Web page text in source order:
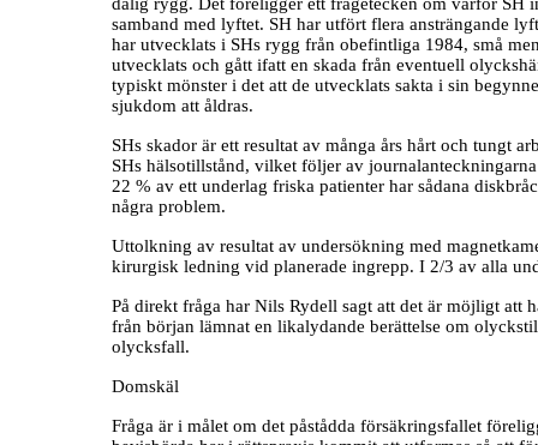
samband med lyftet. SH har utfört flera ansträngande
har utvecklats i SHs rygg från obefintliga 1984, små
utvecklats och gått ifatt en skada från eventuell
typiskt mönster i det att de utvecklats sakta i sin
sjukdom att åldras.
SHs skador är ett resultat av många års hårt och tungt
SHs hälsotillstånd, vilket följer av
22 % av ett underlag friska patienter har sådana
några problem.
Uttolkning av resultat av undersökning med
kirurgisk ledning vid planerade ingrepp. I 2/3 av alla
På direkt fråga har Nils Rydell sagt att det är möjligt att
från början lämnat en likalydande berättelse om
olycksfall.
Domskäl
Fråga är i målet om det påstådda försäkringsfallet